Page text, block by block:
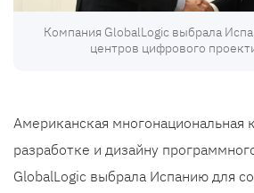
Компания GlobalLogic выбрала
центров цифрового
Американская многонациональная
разработке и дизайну
GlobalLogic выбрала Испанию для